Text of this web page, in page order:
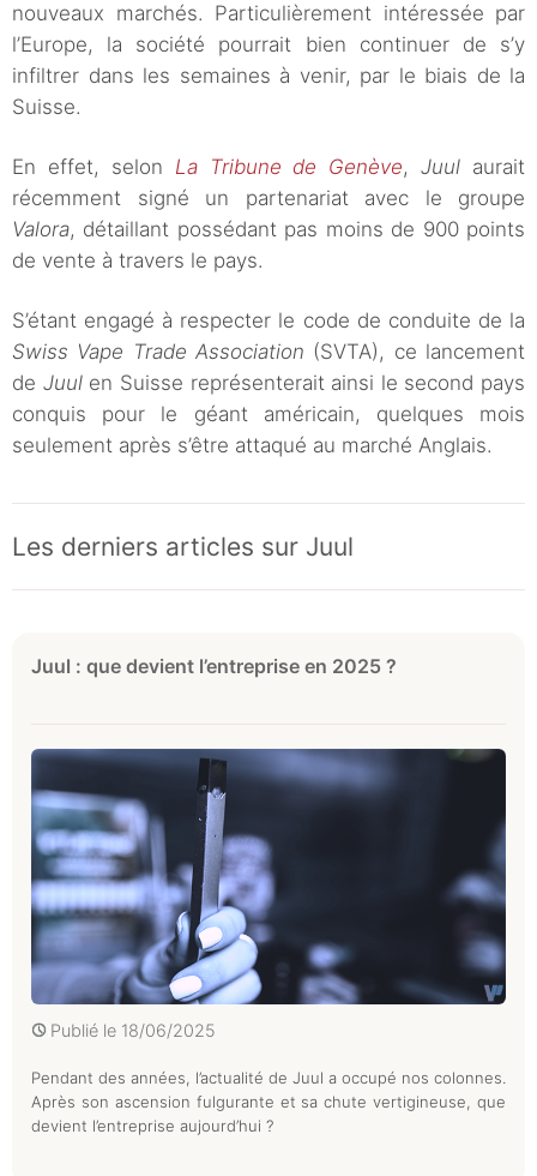
nouveaux marchés. Particulièrement intéressée par
l’Europe, la société pourrait bien continuer de s’y
infiltrer dans les semaines à venir, par le biais de la
Suisse.
En effet, selon La Tribune de Genève,Juul aurait
récemment signé un partenariat avec le groupe
Valora, détaillant possédant pas moins de 900 points
de vente à travers le pays.
S’étant engagé à respecter le code de conduite de la
Swiss Vape Trade Association (SVTA), ce lancement
de Juulen Suisse représenterait ainsi le second pays
conquis pour le géant américain, quelques mois
seulement après s’être attaqué au marché Anglais.
Les derniers articles sur Juul
Juul : que devient l’entreprise en 2025 ?
Publié le 18/06/2025
Pendant des années, l’actualité de Juul a occupé nos colonnes.
Après son ascension fulgurante et sa chute vertigineuse, que
devient l’entreprise aujourd’hui ?